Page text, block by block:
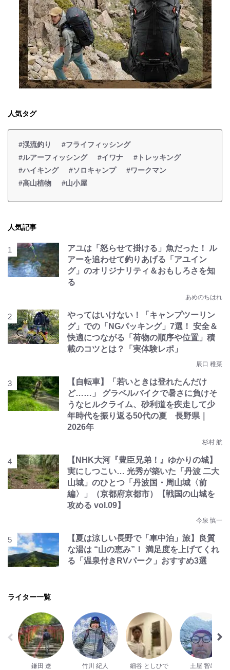
人気タグ
#渓流釣り
#フライフィッシング
#ルアーフィッシング
#イワナ
#トレッキング
#ハイキング
#ソロキャンプ
#ワークマン
#高山植物
#山小屋
人気記事
アユは「怒らせて掛ける」魚だった！ ル
アーを追わせて釣りあげる「アユイン
グ」のオリジナリティ＆おもしろさを知
る
あめのちはれ
やってはいけない！「キャンプツーリン
グ」での「NGパッキング」7選！ 安全＆
快適につながる「荷物の順序や位置」積
載のコツとは？「実体験レポ」
辰口 稚菜
【自転車】「若いときは登れたんだけ
ど……」 グラベルバイクで暑さに負けそ
うなヒルクライム、砂利道を疾走して少
年時代を振り返る50代の夏 長野県｜
2026年
杉村 航
【NHK大河『豊臣兄弟！』ゆかりの城】
実にしつこい… 光秀が築いた「丹波 二大
山城」のひとつ「丹波国・周山城〈前
編〉」（京都府京都市）【戦国の山城を
攻める vol.09】
今泉 慎一
【夏は涼しい長野で「車中泊」旅】良質
な湯は “山の恵み”！ 満足度を上げてくれ
る「温泉付きRVパーク」おすすめ3選
ライター一覧
鎌田 遼 竹川 紀人 細谷 としひで 土屋 智哉